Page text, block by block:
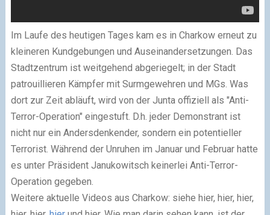
Im Laufe des heutigen Tages kam es in Charkow erneut zu
kleineren Kundgebungen und Auseinandersetzungen. Das
Stadtzentrum ist weitgehend abgeriegelt; in der Stadt
patrouillieren Kämpfer mit Surmgewehren und MGs. Was
dort zur Zeit abläuft, wird von der Junta offiziell als "Anti-
Terror-Operation" eingestuft. D.h. jeder Demonstrant ist
nicht nur ein Andersdenkender, sondern ein potentieller
Terrorist. Während der Unruhen im Januar und Februar hatte
es unter Präsident Janukowitsch keinerlei Anti-Terror-
Operation gegeben.
Weitere aktuelle Videos aus Charkow: siehe hier, hier, hier,